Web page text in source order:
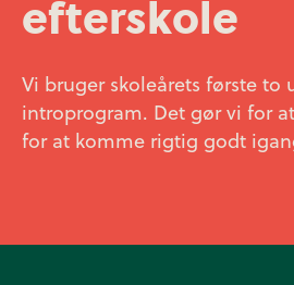
efterskole
Vi bruger skoleårets første to
introprogram. Det gør vi for
for at komme rigtig godt